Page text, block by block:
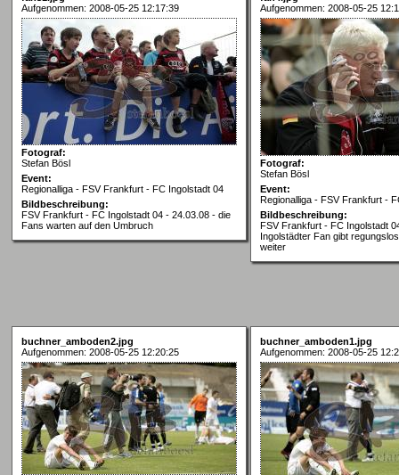
Aufgenommen: 2008-05-25 12:17:39
Fotograf:
Stefan Bösl
Event:
Regionalliga - FSV Frankfurt - FC Ingolstadt 04
Bildbeschreibung:
FSV Frankfurt - FC Ingolstadt 04 - 24.03.08 - die
Fans warten auf den Umbruch
Aufgenommen: 2008-05-25
Fotograf:
Stefan Bösl
Event:
Regionalliga - FSV Frankfurt -
Bildbeschreibung:
FSV Frankfurt - FC Ingolstadt
Ingolstädter Fan gibt
weiter
buchner_amboden2.jpg
Aufgenommen: 2008-05-25 12:20:25
buchner_amboden1.jpg
Aufgenommen: 2008-05-25